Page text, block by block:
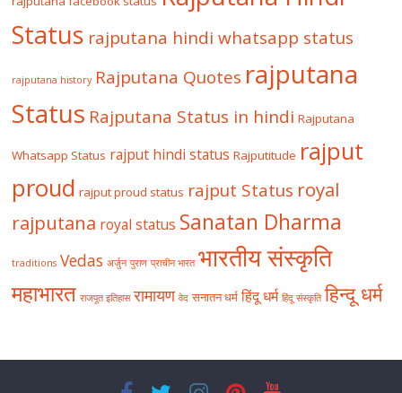
Status rajputana hindi whatsapp status
rajputana history Rajputana Quotes rajputana
Status Rajputana Status in hindi Rajputana
Whatsapp Status rajput hindi status Rajputitude rajput
proud rajput proud status rajput Status royal
rajputana royal status Sanatan Dharma
traditions Vedas अर्जुन पुराण प्राचीन भारत भारतीय संस्कृति
महाभारत राजपूत इतिहास रामायण वेद सनातन धर्म हिंदू धर्म हिंदू संस्कृति हिन्दू धर्म